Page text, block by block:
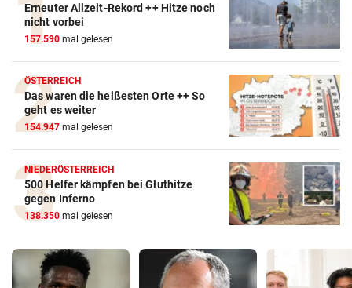
Erneuter Allzeit-Rekord ++ Hitze noch
nicht vorbei
157.590 mal gelesen
ÖSTERREICH
Das waren die heißesten Orte ++ So
geht es weiter
154.947 mal gelesen
NIEDERÖSTERREICH
500 Helfer kämpfen bei Gluthitze
gegen Inferno
138.350 mal gelesen